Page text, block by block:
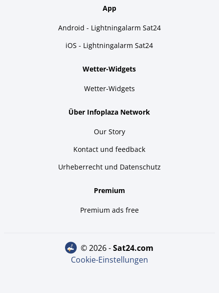
App
Android - Lightningalarm Sat24
iOS - Lightningalarm Sat24
Wetter-Widgets
Wetter-Widgets
Über Infoplaza Network
Our Story
Kontact und feedback
Urheberrecht und Datenschutz
Premium
Premium ads free
© 2026 - sat24.com
Cookie-Einstellungen